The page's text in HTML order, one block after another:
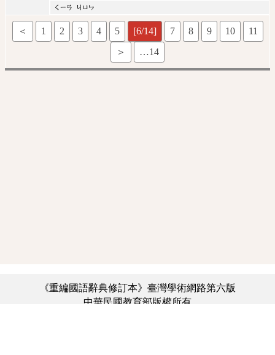
ㄑㄧㄢ ㄐㄩㄣ
＜ 1 2 3 4 5 [6/14] 7 8 9 10
11
＞
…14
《重編國語辭典修訂本》臺灣學術網路第六版
中華民國教育部版權所有